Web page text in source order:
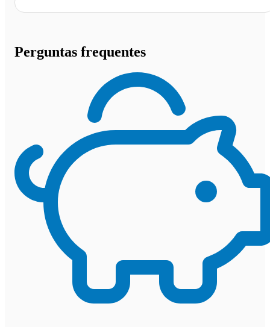
Perguntas frequentes